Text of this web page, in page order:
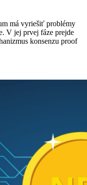
má vyriešiť problémy
V jej prvej fáze prejde
konsenzu proof